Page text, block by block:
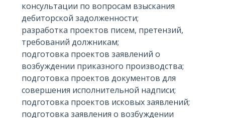
консультации по вопросам взыскания
дебиторской задолженности;
разработка проектов писем, претензий,
требований должникам;
подготовка проектов заявлений о
возбуждении приказного производства;
подготовка проектов документов для
совершения исполнительной надписи;
подготовка проектов исковых заявлений;
подготовка заявления о возбуждении